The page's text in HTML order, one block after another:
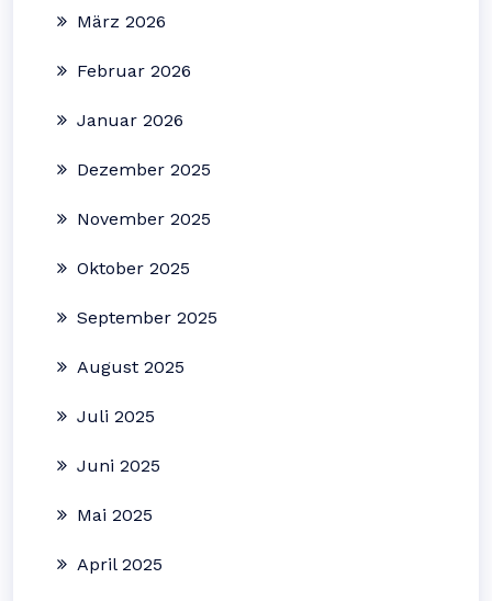
März 2026
Februar 2026
Januar 2026
Dezember 2025
November 2025
Oktober 2025
September 2025
August 2025
Juli 2025
Juni 2025
Mai 2025
April 2025